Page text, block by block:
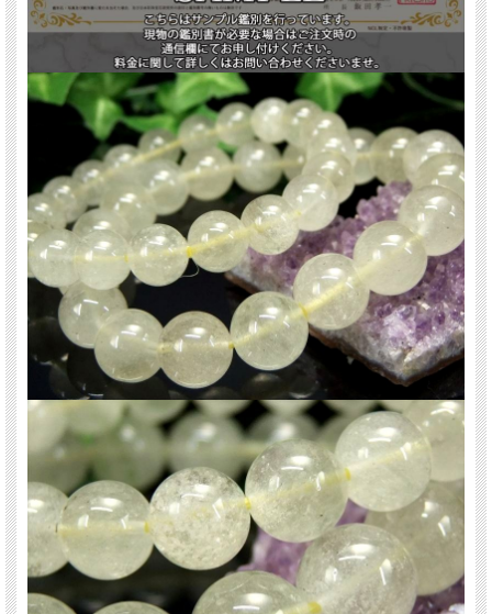
ご注意事項
※商品の特性上、気泡穴により表面がざらつきや凹凸がある珠があります。ご理
解の上ご購入下さい。
※天然石ですので細かなカケや凹み、歪な部分やクラックなどがある場合があり
ます。
※出来る限り自然な色みになるよう撮影を心がけておりますが、お使いのディス
プレイ環境によって表示される色みに差が出る場合があります。ご了承下さい。
※ブレスレット、連商品は一連状態での仕入れとなっておりますので歪な珠が含
まれていることがあります。
※サイズは目安です。細かな誤差が出る場合があります。ビーズ石の製造上の仕
様ですのでご了承下さい。
関連キーワード
天然石 パワーストーン 海外直輸入 バイヤー厳選 プレゼント ギフト メンズ レデ
ィース 卸し 卸価格 実店舗 ハンドメイド サイズ直し コムローズ comrose